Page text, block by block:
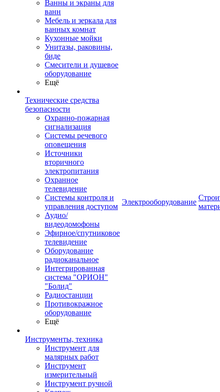
Ванны и экраны для
ванн
Мебель и зеркала для
ванных комнат
Кухонные мойки
Унитазы, раковины,
биде
Смесители и душевое
оборудование
Ещё
Технические средства
безопасности
Охранно-пожарная
сигнализация
Системы речевого
оповещения
Источники
вторичного
электропитания
Охранное
телевидение
Системы контроля и
управления доступом
Аудио/
видеодомофоны
Эфирное/спутниковое
телевидение
Оборудование
радиоканальное
Интегрированная
система "ОРИОН"
"Болид"
Радиостанции
Противокражное
оборудование
Ещё
Инструменты, техника
Инструмент для
малярных работ
Инструмент
измерительный
Инструмент ручной
Электрооборудование